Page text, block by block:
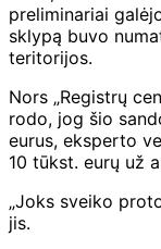
preliminariai
sklypą buvo
teritorijos.
Nors „Registrų
rodo, jog šio
eurus, eksperto
10 tūkst. eurų už
„Joks sveiko
jis.